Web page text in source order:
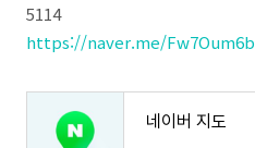
5114
https://naver.me/Fw7Oum6b
네이버 지도